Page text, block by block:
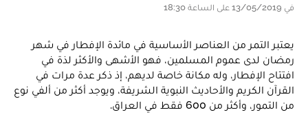
في 13/05/2019 على الساعة 18:30
يعتبر التمر من العناصر الأساسية في مائدة الإفطار في شهر
رمضان لدى عموم المسلمين، فهو الأشهى والأكثر لذة في
افتتاح الإفطار، وله مكانة خاصة لديهم، إذ ذكر عدة مرات في
القرآن الكريم والأحاديث النبوية الشريفة، ويوجد أكثر من ألفي نوع
من التمور، وأكثر من 600 فقط في العراق.